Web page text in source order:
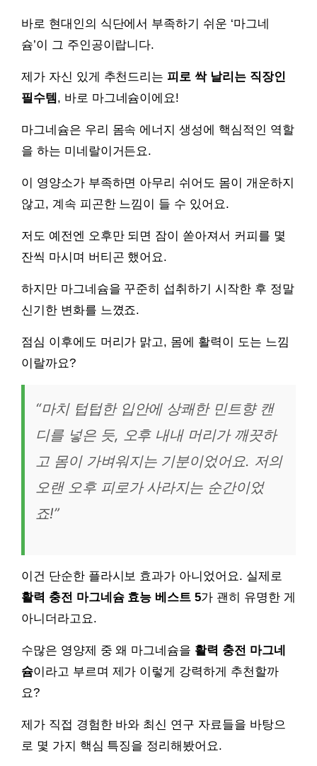
바로 현대인의 식단에서 부족하기 쉬운 ‘마그네
슘’이 그 주인공이랍니다.
제가 자신 있게 추천드리는 피로 싹 날리는 직장인
필수템 , 바로 마그네슘이에요!
마그네슘은 우리 몸속 에너지 생성에 핵심적인 역할
을 하는 미네랄이거든요.
이 영양소가 부족하면 아무리 쉬어도 몸이 개운하지
않고, 계속 피곤한 느낌이 들 수 있어요.
저도 예전엔 오후만 되면 잠이 쏟아져서 커피를 몇
잔씩 마시며 버티곤 했어요.
하지만 마그네슘을 꾸준히 섭취하기 시작한 후 정말
신기한 변화를 느꼈죠.
점심 이후에도 머리가 맑고, 몸에 활력이 도는 느낌
이랄까요?
“마치 텁텁한 입안에 상쾌한 민트향 캔
디를 넣은 듯, 오후 내내 머리가 깨끗하
고 몸이 가벼워지는 기분이었어요. 저의
오랜 오후 피로가 사라지는 순간이었
죠!”
이건 단순한 플라시보 효과가 아니었어요. 실제로
활력 충전 마그네슘 효능 베스트 5가 괜히 유명한 게
아니더라고요.
수많은 영양제 중 왜 마그네슘을 활력 충전 마그네
슘이라고 부르며 제가 이렇게 강력하게 추천할까
요?
제가 직접 경험한 바와 최신 연구 자료들을 바탕으
로 몇 가지 핵심 특징을 정리해봤어요.